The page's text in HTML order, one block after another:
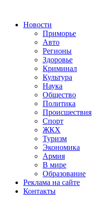
Новости
Приморье
Авто
Регионы
Здоровье
Криминал
Культура
Наука
Общество
Политика
Происшествия
Спорт
ЖКХ
Туризм
Экономика
Армия
В мире
Образование
Реклама на сайте
Контакты